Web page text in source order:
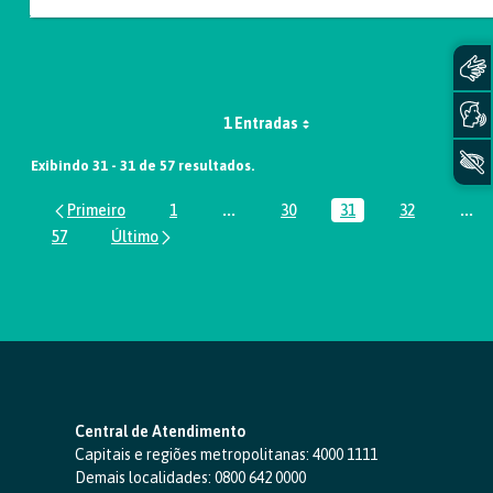
1 Entradas
Exibindo 31 - 31 de 57 resultados.
Página
1 ...Páginas intermediárias Usar ABA
Página
30 Página
31 Página
32 ...
Página
57
Central de Atendimento
Capitais e regiões metropolitanas: 4000 1111
Demais localidades: 0800 642 0000